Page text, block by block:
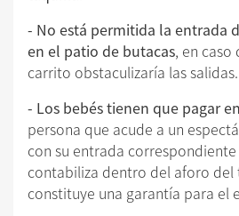
- No está permitida la entrada
en el patio de butacas, en caso
carrito obstaculizaría las salidas.
- Los bebés tienen que pagar
persona que acude a un
con su entrada correspondiente
contabiliza dentro del aforo
constituye una garantía para el